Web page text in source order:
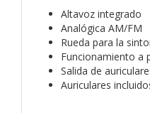
Altavoz integrado
Analógica AM/FM
Rueda para la
Funcionamiento a
Salida de
Auriculares